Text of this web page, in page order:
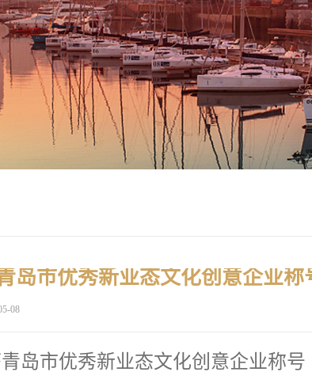
岛市优秀新业态文化创意企业称
08
岛市优秀新业态文化创意企业称号